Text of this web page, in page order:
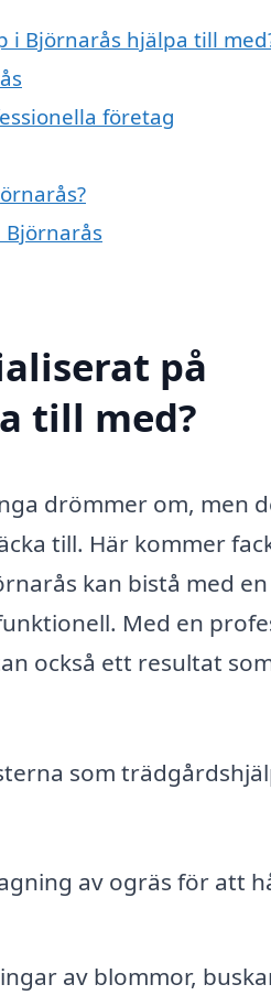
i Björnarås hjälpa till
företag
på
till med?
drömmer om, men
till. Här kommer
kan bistå med
Med en
också ett resultat
som
av ogräs för att
av blommor,